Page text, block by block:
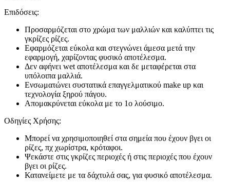
Επιδόσεις:
Προσαρμόζεται στο χρώμα των μαλλιών και καλύπτει τις
γκρίζες ρίζες.
Εφαρμόζεται εύκολα και στεγνώνει άμεσα μετά την
εφαρμογή, χαρίζοντας φυσικό αποτέλεσμα.
Δεν αφήνει wet αποτέλεσμα και δε μεταφέρεται στα
υπόλοιπα μαλλιά.
Ενσωματώνει συστατικά επαγγελματικού make up και
τεχνολογία ξηρού πάγου.
Απομακρύνεται εύκολα με το 1ο λούσιμο.
Οδηγίες Χρήσης:
Μπορεί να χρησιμοποιηθεί στα σημεία που έχουν βγει οι
ρίζες, πχ χωρίστρα, κρόταφοι.
Ψεκάστε στις γκρίζες περιοχές ή στις περιοχές που έχουν
βγει οι ρίζες.
Κατανείμετε με τα δάχτυλά σας, για φυσικό αποτέλεσμα.